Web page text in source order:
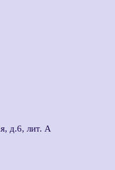
д.6, лит. А